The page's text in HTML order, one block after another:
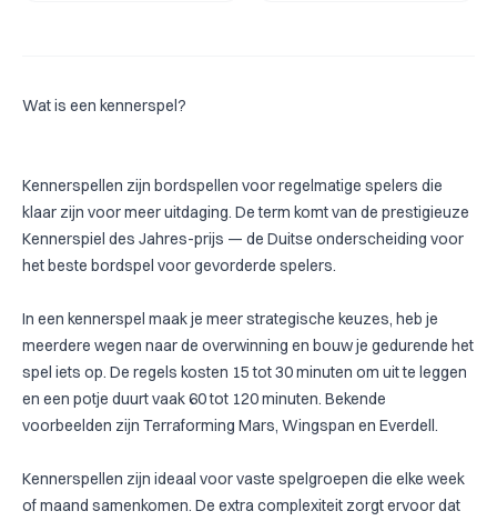
Wat is een kennerspel?
Kennerspellen zijn bordspellen voor regelmatige spelers die
klaar zijn voor meer uitdaging. De term komt van de prestigieuze
Kennerspiel des Jahres-prijs — de Duitse onderscheiding voor
het beste bordspel voor gevorderde spelers.
In een kennerspel maak je meer strategische keuzes, heb je
meerdere wegen naar de overwinning en bouw je gedurende het
spel iets op. De regels kosten 15 tot 30 minuten om uit te leggen
en een potje duurt vaak 60 tot 120 minuten. Bekende
voorbeelden zijn Terraforming Mars, Wingspan en Everdell.
Kennerspellen zijn ideaal voor vaste spelgroepen die elke week
of maand samenkomen. De extra complexiteit zorgt ervoor dat